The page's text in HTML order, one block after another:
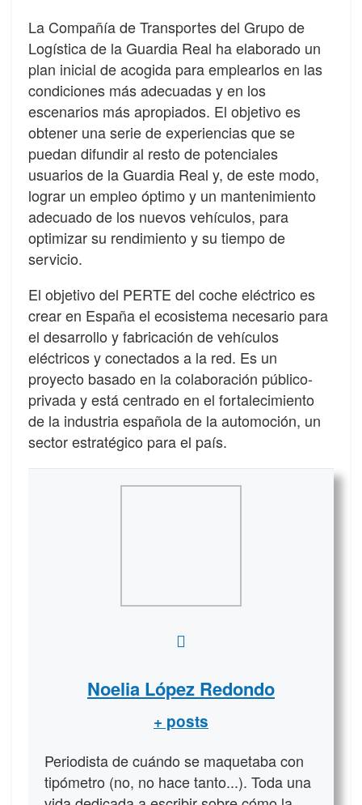
La Compañía de Transportes del Grupo de
Logística de la Guardia Real ha elaborado un
plan inicial de acogida para emplearlos en las
condiciones más adecuadas y en los
escenarios más apropiados. El objetivo es
obtener una serie de experiencias que se
puedan difundir al resto de potenciales
usuarios de la Guardia Real y, de este modo,
lograr un empleo óptimo y un mantenimiento
adecuado de los nuevos vehículos, para
optimizar su rendimiento y su tiempo de
servicio.
El objetivo del PERTE del coche eléctrico es
crear en España el ecosistema necesario para
el desarrollo y fabricación de vehículos
eléctricos y conectados a la red. Es un
proyecto basado en la colaboración público-
privada y está centrado en el fortalecimiento
de la industria española de la automoción, un
sector estratégico para el país.
Noelia López Redondo
+ posts
Periodista de cuándo se maquetaba con
tipómetro (no, no hace tanto...). Toda una